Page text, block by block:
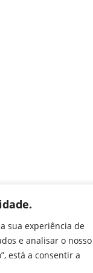
sua experiência de
e analisar o nosso
está a consentir a
de Jovim